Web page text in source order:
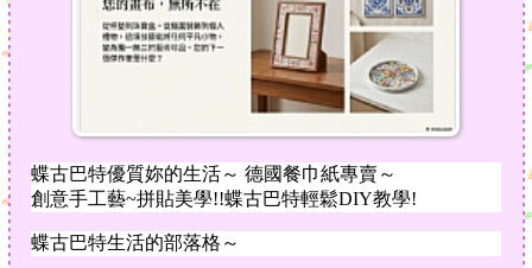
蝶古巴特優質妳的生活～ 德國餐巾紙專賣～
創意手工藝~拼貼美學!!蝶古巴特輕鬆DIY教學!
蝶古巴特生活的部落格～